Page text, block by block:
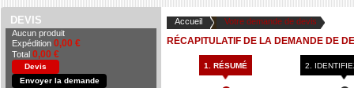
DEVIS
Aucun produit
Expédition 0,00 €
Total 0,00 €
Devis
Envoyer la demande
Accueil Votre demande de devis
RÉCAPITULATIF DE LA DEMANDE DE
1. RÉSUMÉ 2.